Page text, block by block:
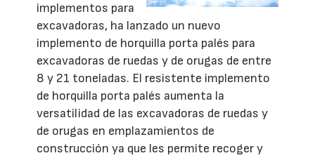
implementos para
excavadoras, ha lanzado un nuevo
implemento de horquilla porta palés para
excavadoras de ruedas y de orugas de entre
8 y 21 toneladas. El resistente implemento
de horquilla porta palés aumenta la
versatilidad de las excavadoras de ruedas y
de orugas en emplazamientos de
construcción ya que les permite recoger y